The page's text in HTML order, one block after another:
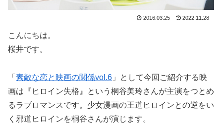
2016.03.25 2022.11.28
こんにちは。
桜井です。
「 素敵な恋と映画の関係vol.6 」として今回ご紹介する映
画は『ヒロイン失格』という桐谷美玲さんが主演をつとめ
るラブロマンスです。少女漫画の王道ヒロインとの逆をい
く邪道ヒロインを桐谷さんが演じます。